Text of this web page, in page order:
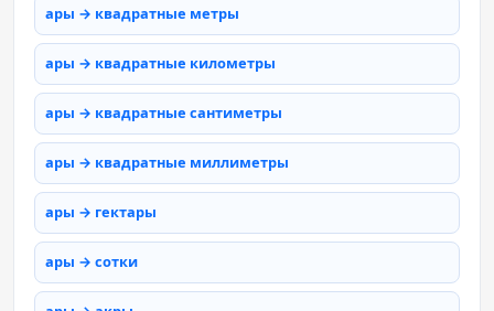
ары → квадратные метры
ары → квадратные километры
ары → квадратные сантиметры
ары → квадратные миллиметры
ары → гектары
ары → сотки